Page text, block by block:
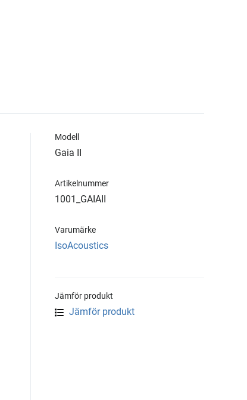
Modell
Gaia II
Artikelnummer
1001_GAIAII
Varumärke
IsoAcoustics
Jämför produkt
Jämför produkt